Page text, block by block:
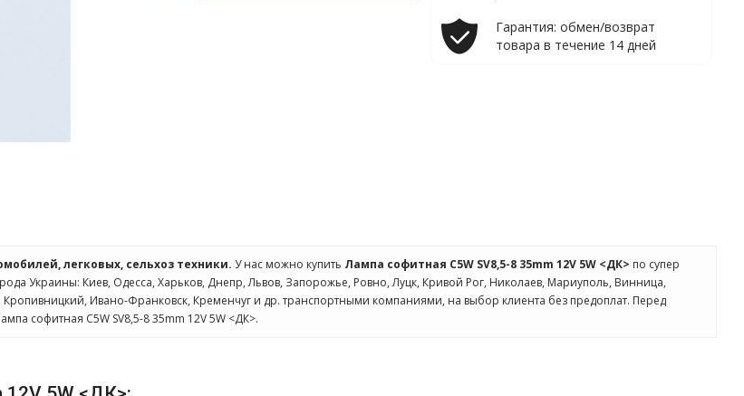
Гарантия: обмен/возврат
товара в течение 14 дней
легковых, сельхоз техники. У нас можно купить Лампа софитная C5W SV8,5-8 35mm 12V 5W <ДК> по супер
Украины: Киев, Одесса, Харьков, Днепр, Львов, Запорожье, Ровно, Луцк, Кривой Рог, Николаев, Мариуполь, Винница,
Ивано-Франковск, Кременчуг и др. транспортными компаниями, на выбор клиента без предоплат. Перед
софитная C5W SV8,5-8 35mm 12V 5W <ДК>.